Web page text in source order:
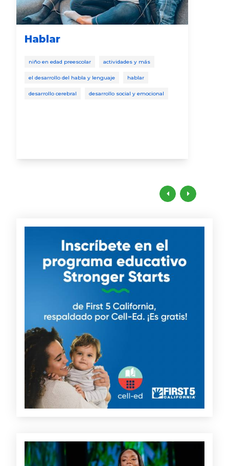
Hablar
niño en edad preescolar actividades y más
el desarrollo del habla y lenguaje hablar
desarrollo cerebral desarrollo social y emocional